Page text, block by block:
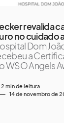
revalida
no cuidado
Dom
a
WSO Angels
2 min de leitura
14 de novembro de